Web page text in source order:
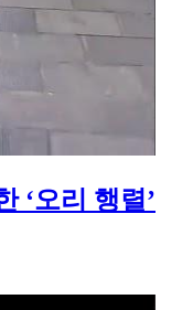
‘오리 행렬’